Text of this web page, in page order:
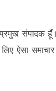
प्रमुख
ऐसा